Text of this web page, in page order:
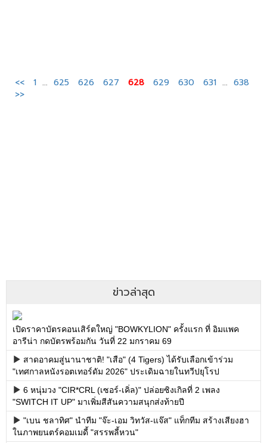
<< 1 ... 625 626 627 628 629 630 631 ... 638
>>
ข่าวล่าสุด
เปิดราคาบัตรคอนเสิร์ตใหญ่ "BOWKYLION" ครั้งแรก ที่ อิมแพค
อารีน่า กดบัตรพร้อมกัน วันที่ 22 มกราคม 69
สาดอาคมสู่นานาชาติ! "เสือ" (4 Tigers) ได้รับเลือกเข้าร่วม
"เทศกาลหนังรอตเทอร์ดัม 2026" ประเดิมฉายในทวีปยุโรป
6 หนุ่มวง "CIR*CRL (เซอร์-เคิ่ล)" ปล่อยซิงเกิลที่ 2 เพลง
"SWITCH IT UP" มาเพิ่มสีสันความสนุกส่งท้ายปี
"เบน ชลาทิศ" นำทีม "จ๊ะ-เอม วิทวัส-แจ๊ส" แท็กทีม สร้างเสียงฮา
ในภาพยนตร์คอมเมดี้ "สรรพลี้หวน"